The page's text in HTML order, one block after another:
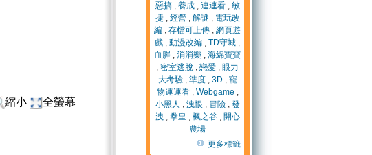
縮小 全螢幕
惡搞, 養成, 連連看, 敏
捷, 經營, 解謎 , 電玩改
編 , 存檔可上傳 , 網頁遊
戲 , 動漫改編 , TD守城 ,
血腥 , 消消樂 , 海綿寶寶
, 密室逃脫 , 戀愛 , 眼力
大考驗, 準度, 3D , 寵
物連連看, Webgame ,
小黑人 , 洩恨 , 冒險, 發
洩, 拳皇 , 楓之谷, 開心
農場
更多標籤